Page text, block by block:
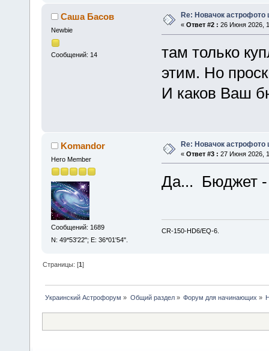
Саша Басов
Newbie
Сообщений: 14
Re: Новачок астрофото
« Ответ #2 : 26 Июня 2026,
там только
этим. Но
И каков Ваш
Komandor
Hero Member
Сообщений: 1689
N: 49*53'22"; E: 36*01'54".
Re: Новачок астрофото
« Ответ #3 : 27 Июня 2026,
Да... Бюджет -
CR-150-HD6/EQ-6.
Страницы: [1]
Украинский Астрофорум » Общий раздел» Форум для начинающих »